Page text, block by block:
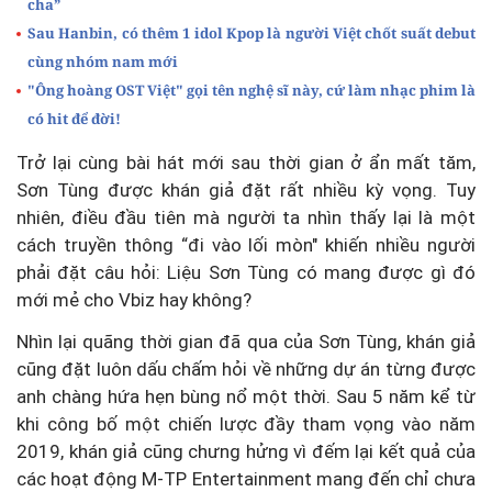
cha”
Sau Hanbin, có thêm 1 idol Kpop là người Việt chốt suất debut
cùng nhóm nam mới
"Ông hoàng OST Việt" gọi tên nghệ sĩ này, cứ làm nhạc phim là
có hit để đời!
Trở lại cùng bài hát mới sau thời gian ở ẩn mất tăm,
Sơn Tùng được khán giả đặt rất nhiều kỳ vọng. Tuy
nhiên, điều đầu tiên mà người ta nhìn thấy lại là một
cách truyền thông “đi vào lối mòn" khiến nhiều người
phải đặt câu hỏi: Liệu Sơn Tùng có mang được gì đó
mới mẻ cho Vbiz hay không?
Nhìn lại quãng thời gian đã qua của Sơn Tùng, khán giả
cũng đặt luôn dấu chấm hỏi về những dự án từng được
anh chàng hứa hẹn bùng nổ một thời. Sau 5 năm kể từ
khi công bố một chiến lược đầy tham vọng vào năm
2019, khán giả cũng chưng hửng vì đếm lại kết quả của
các hoạt động M-TP Entertainment mang đến chỉ chưa